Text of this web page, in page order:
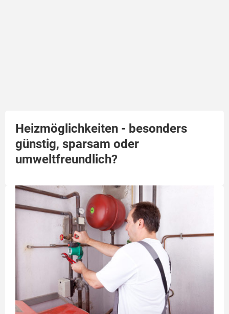
Heizmöglichkeiten - besonders
günstig, sparsam oder
umweltfreundlich?